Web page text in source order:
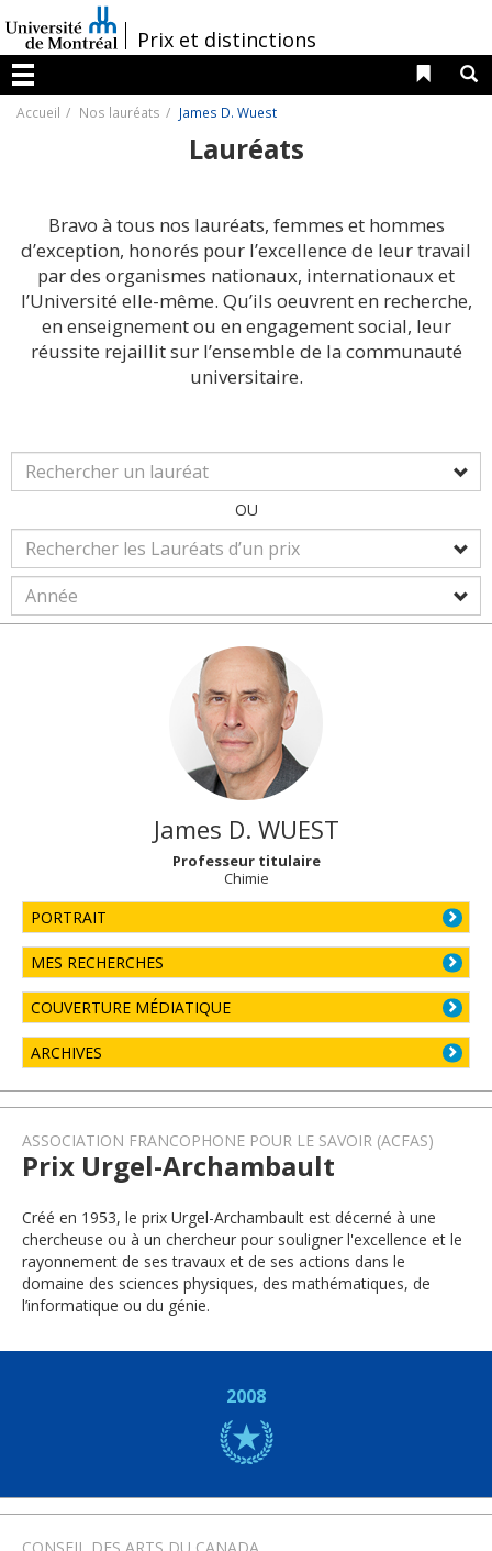
au
contenu
/Prix et distinctions
Menu
Liens
Accueil Nos lauréats James D. Wuest
Lauréats
Bravo à tous nos lauréats, femmes et hommes
d’exception, honorés pour l’excellence de leur travail
par des organismes nationaux, internationaux et
l’Université elle-même. Qu’ils oeuvrent en recherche,
en enseignement ou en engagement social, leur
réussite rejaillit sur l’ensemble de la communauté
universitaire.
OU
James D. WUEST
Professeur titulaire
Chimie
PORTRAIT
MES RECHERCHES
COUVERTURE MÉDIATIQUE
ARCHIVES
ASSOCIATION FRANCOPHONE POUR LE SAVOIR (ACFAS)
Prix Urgel-Archambault
Créé en 1953, le prix Urgel-Archambault est décerné à une
chercheuse ou à un chercheur pour souligner l'excellence et le
rayonnement de ses travaux et de ses actions dans le
domaine des sciences physiques, des mathématiques, de
l’informatique ou du génie.
2008